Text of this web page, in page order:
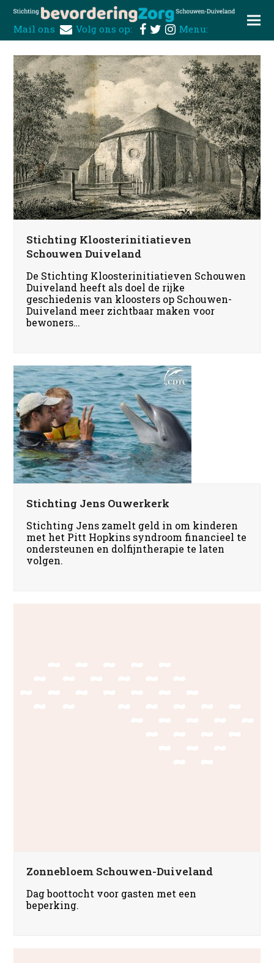
Mail ons Volg ons op: Menu:
Stichting Kloosterinitiatieven
Schouwen Duiveland
De Stichting Kloosterinitiatieven Schouwen
Duiveland heeft als doel de rijke
geschiedenis van kloosters op Schouwen-
Duiveland meer zichtbaar maken voor
bewoners…
Stichting Jens Ouwerkerk
Stichting Jens zamelt geld in om kinderen
met het Pitt Hopkins syndroom financieel te
ondersteunen en dolfijntherapie te laten
volgen.
Zonnebloem Schouwen-Duiveland
Dag boottocht voor gasten met een
beperking.